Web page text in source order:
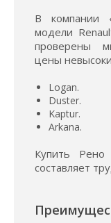
В компании
модели
проверены
цены
Logan.
Duster.
Kaptur.
Arkana.
Купить
составляет